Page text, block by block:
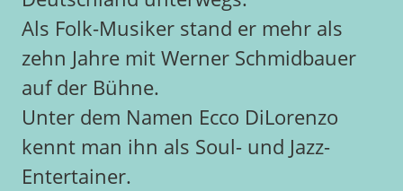
Als Folk-Musiker stand er mehr als
zehn Jahre mit Werner Schmidbauer
auf der Bühne.
Unter dem Namen Ecco DiLorenzo
kennt man ihn als Soul- und Jazz-
Entertainer.